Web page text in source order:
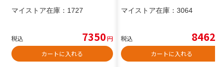
マイストア在庫： 1727
税込 7350円
カートに入れる
マイストア在庫： 3064
税込 8462
カートに入れる